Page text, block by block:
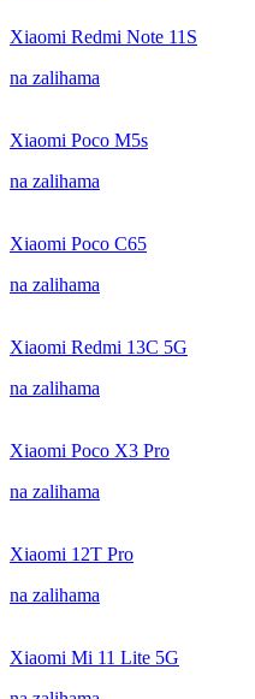
Xiaomi Redmi Note 11S
na zalihama
Xiaomi Poco M5s
na zalihama
Xiaomi Poco C65
na zalihama
Xiaomi Redmi 13C 5G
na zalihama
Xiaomi Poco X3 Pro
na zalihama
Xiaomi 12T Pro
na zalihama
Xiaomi Mi 11 Lite 5G